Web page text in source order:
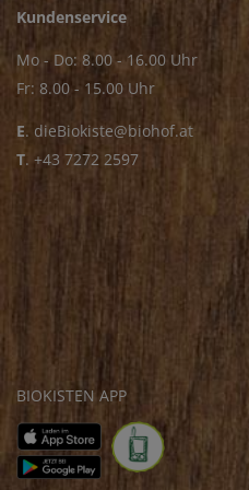
Kundenservice
Mo - Do: 8.00 - 16.00 Uhr
Fr: 8.00 - 15.00 Uhr
E. dieBiokiste@biohof.at
T. +43 7272 2597
BIOKISTEN APP